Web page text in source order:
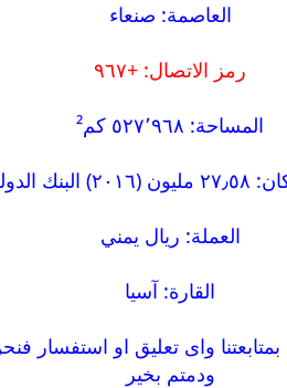
العاصمة: صنعاء
رمز الاتصال: ؜+٩٦٧
المساحة: ٥٢٧٬٩٦٨ كم²
الدولي
العملة: ريال يمني
القارة: آسيا
بمتابعتنا واى تعليق او
ودمتم بخير